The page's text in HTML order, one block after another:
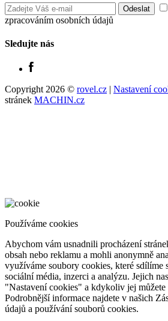
zpracováním osobních údajů
Sledujte nás
Copyright 2026 © rovel.cz | Nastavení
stránek MACHIN.cz
Používáme cookies
Abychom vám usnadnili procházení
obsah nebo reklamu a mohli anonymně
využíváme soubory cookies, které sdílíme
sociální média, inzerci a analýzu. Jejich
"Nastavení cookies" a kdykoliv jej můžete
Podrobnější informace najdete v našich
údajů a používání souborů cookies.